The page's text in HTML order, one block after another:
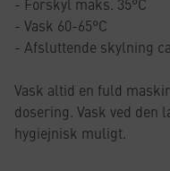
- Vask 60-65°C
- Afsluttende skylning
Vask altid en fuld
dosering. Vask ved den
hygiejnisk muligt.